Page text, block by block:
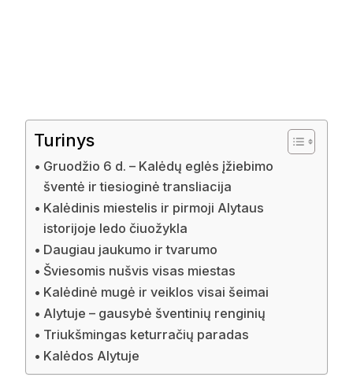
Turinys
Gruodžio 6 d. – Kalėdų eglės įžiebimo
šventė ir tiesioginė transliacija
Kalėdinis miestelis ir pirmoji Alytaus
istorijoje ledo čiuožykla
Daugiau jaukumo ir tvarumo
Šviesomis nušvis visas miestas
Kalėdinė mugė ir veiklos visai šeimai
Alytuje – gausybė šventinių renginių
Triukšmingas keturračių paradas
Kalėdos Alytuje